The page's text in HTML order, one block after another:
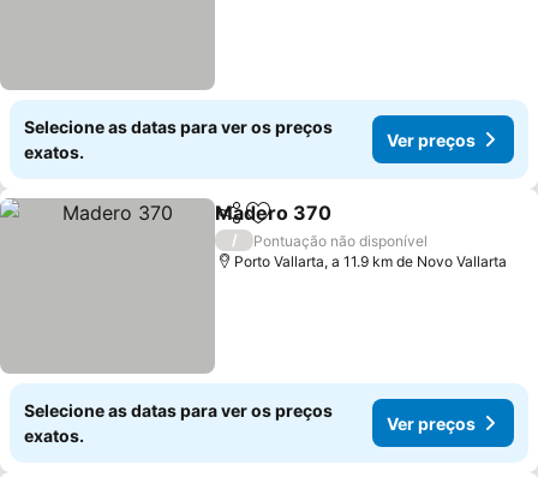
Selecione as datas para ver os preços
exatos.
Ver preços
PartilharAdicionar aos favoritos
Madero 370
/
Pontuação não disponível
Porto Vallarta, a 11.9 km de Novo Vallarta
Selecione as datas para ver os preços
exatos.
Ver preços